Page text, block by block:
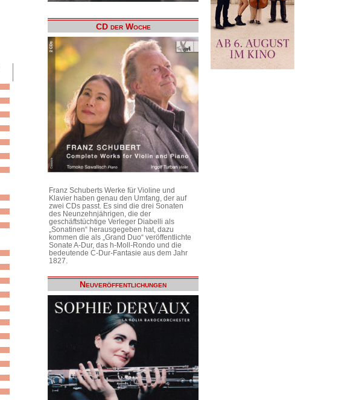
CD der Woche
Franz Schuberts Werke für Violine und
Klavier haben genau den Umfang, der auf
zwei CDs passt. Es sind die drei Sonaten
des Neunzehnjährigen, die der
geschäftstüchtige Verleger Diabelli als
„Sonatinen“ herausgegeben hat, dazu
kommen die als „Grand Duo“ veröffentlichte
Sonate A-Dur, das h-Moll-Rondo und die
bedeutende C-Dur-Fantasie aus dem Jahr
1827.
Neuveröffentlichungen